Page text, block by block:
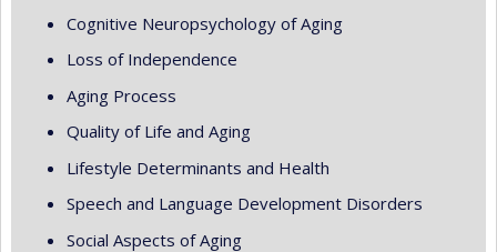
Cognitive Neuropsychology of Aging
Loss of Independence
Aging Process
Quality of Life and Aging
Lifestyle Determinants and Health
Speech and Language Development Disorders
Social Aspects of Aging